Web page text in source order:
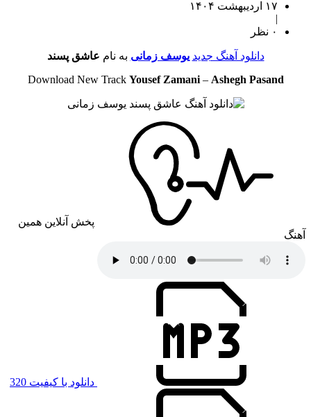
۱۷ اردیبهشت ۱۴۰۴
|
۰ نظر
دانلود آهنگ جدید یوسف زمانی به نام عاشق پسند
Download New Track Yousef Zamani– Ashegh Pasand
پخش آنلاین همین
آهنگ
دانلود با کیفیت 320